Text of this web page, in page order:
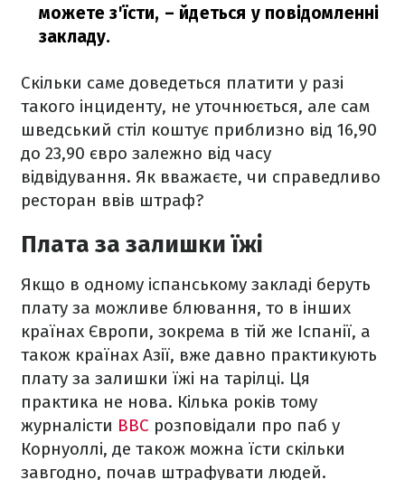
можете з'їсти, – йдеться у повідомленні
закладу.
Скільки саме доведеться платити у разі
такого інциденту, не уточнюється, але сам
шведський стіл коштує приблизно від 16,90
до 23,90 євро залежно від часу
відвідування. Як вважаєте, чи справедливо
ресторан ввів штраф?
Плата за залишки їжі
Якщо в одному іспанському закладі беруть
плату за можливе блювання, то в інших
країнах Європи, зокрема в тій же Іспанії, а
також країнах Азії, вже давно практикують
плату за залишки їжі на тарілці. Ця
практика не нова. Кілька років тому
журналісти BBC розповідали про паб у
Корнуоллі, де також можна їсти скільки
завгодно, почав штрафувати людей.